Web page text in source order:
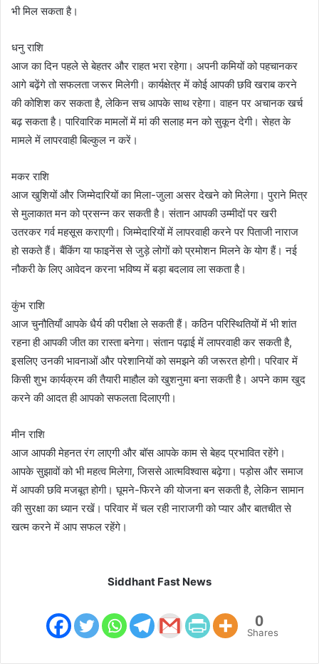
भी मिल सकता है।
धनु राशि
आज का दिन पहले से बेहतर और राहत भरा रहेगा। अपनी कमियों को पहचानकर
आगे बढ़ेंगे तो सफलता जरूर मिलेगी। कार्यक्षेत्र में कोई आपकी छवि खराब करने
की कोशिश कर सकता है, लेकिन सच आपके साथ रहेगा। वाहन पर अचानक खर्च
बढ़ सकता है। पारिवारिक मामलों में मां की सलाह मन को सुकून देगी। सेहत के
मामले में लापरवाही बिल्कुल न करें।
मकर राशि
आज खुशियों और जिम्मेदारियों का मिला-जुला असर देखने को मिलेगा। पुराने मित्र
से मुलाकात मन को प्रसन्न कर सकती है। संतान आपकी उम्मीदों पर खरी
उतरकर गर्व महसूस कराएगी। जिम्मेदारियों में लापरवाही करने पर पिताजी नाराज
हो सकते हैं। बैंकिंग या फाइनेंस से जुड़े लोगों को प्रमोशन मिलने के योग हैं। नई
नौकरी के लिए आवेदन करना भविष्य में बड़ा बदलाव ला सकता है।
कुंभ राशि
आज चुनौतियाँ आपके धैर्य की परीक्षा ले सकती हैं। कठिन परिस्थितियों में भी शांत
रहना ही आपकी जीत का रास्ता बनेगा। संतान पढ़ाई में लापरवाही कर सकती है,
इसलिए उनकी भावनाओं और परेशानियों को समझने की जरूरत होगी। परिवार में
किसी शुभ कार्यक्रम की तैयारी माहौल को खुशनुमा बना सकती है। अपने काम खुद
करने की आदत ही आपको सफलता दिलाएगी।
मीन राशि
आज आपकी मेहनत रंग लाएगी और बॉस आपके काम से बेहद प्रभावित रहेंगे।
आपके सुझावों को भी महत्व मिलेगा, जिससे आत्मविश्वास बढ़ेगा। पड़ोस और समाज
में आपकी छवि मजबूत होगी। घूमने-फिरने की योजना बन सकती है, लेकिन सामान
की सुरक्षा का ध्यान रखें। परिवार में चल रही नाराजगी को प्यार और बातचीत से
खत्म करने में आप सफल रहेंगे।
Siddhant Fast News
0
Shares